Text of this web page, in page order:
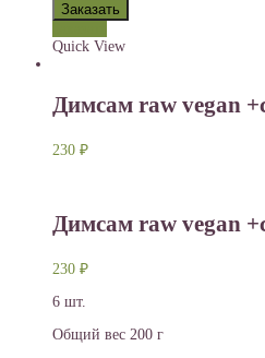
Заказать
Quick View
Димсам raw vegan
230 ₽
Димсам raw vegan
230 ₽
6 шт.
Общий вес 200 г